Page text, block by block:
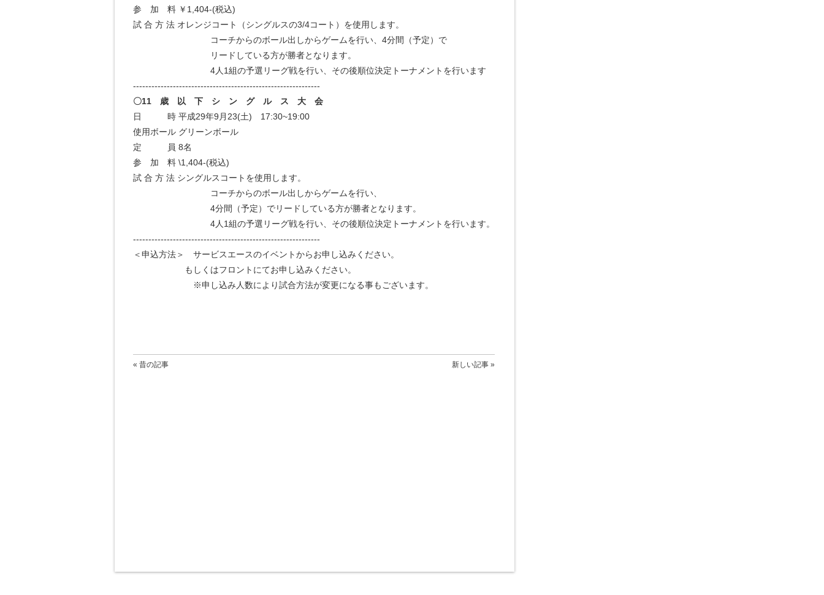
参 加 料 ￥1,404-(税込)
試 合 方 法 オレンジコート（シングルスの3/4コート）を使用します。
コーチからのボール出しからゲームを行い、4分間（予定）で
リードしている方が勝者となります。
4人1組の予選リーグ戦を行い、その後順位決定トーナメントを行います
-------------------------------------------------------------
〇11 歳 以 下 シ ン グ ル ス 大 会
日 時 平成29年9月23(土) 17:30~19:00
使用ボール グリーンボール
定 員 8名
参 加 料 \1,404-(税込)
試 合 方 法 シングルスコートを使用します。
コーチからのボール出しからゲームを行い、
4分間（予定）でリードしている方が勝者となります。
4人1組の予選リーグ戦を行い、その後順位決定トーナメントを行います。
-------------------------------------------------------------
＜申込方法＞ サービスエースのイベントからお申し込みください。
もしくはフロントにてお申し込みください。
※申し込み人数により試合方法が変更になる事もございます。
« 昔の記事 新しい記事 »